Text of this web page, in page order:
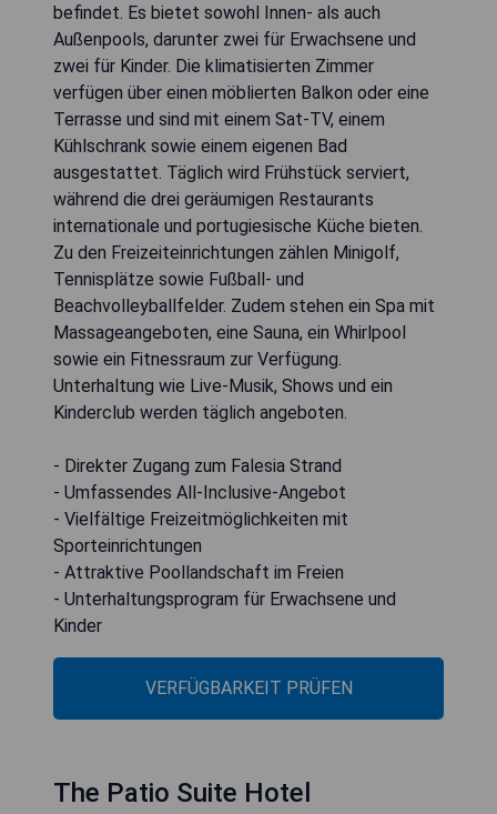
befindet. Es bietet sowohl Innen- als auch
Außenpools, darunter zwei für Erwachsene und
zwei für Kinder. Die klimatisierten Zimmer
verfügen über einen möblierten Balkon oder eine
Terrasse und sind mit einem Sat-TV, einem
Kühlschrank sowie einem eigenen Bad
ausgestattet. Täglich wird Frühstück serviert,
während die drei geräumigen Restaurants
internationale und portugiesische Küche bieten.
Zu den Freizeiteinrichtungen zählen Minigolf,
Tennisplätze sowie Fußball- und
Beachvolleyballfelder. Zudem stehen ein Spa mit
Massageangeboten, eine Sauna, ein Whirlpool
sowie ein Fitnessraum zur Verfügung.
Unterhaltung wie Live-Musik, Shows und ein
Kinderclub werden täglich angeboten.
- Direkter Zugang zum Falesia Strand
- Umfassendes All-Inclusive-Angebot
- Vielfältige Freizeitmöglichkeiten mit
Sporteinrichtungen
- Attraktive Poollandschaft im Freien
- Unterhaltungsprogram für Erwachsene und
Kinder
VERFÜGBARKEIT PRÜFEN
The Patio Suite Hotel